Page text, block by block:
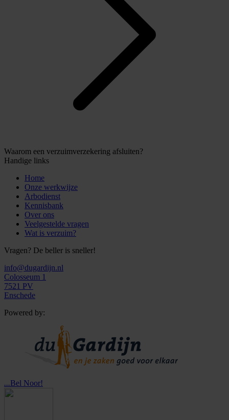
Waarom een verzuimverzekering afsluiten?
Handige links
Home
Onze werkwijze
Arbodienst
Kennisbank
Over ons
Veelgestelde vragen
Wat is verzuim?
Vragen? De beller is sneller!
info@dugardijn.nl
Colosseum 1
7521 PV
Enschede
Powered by:
...Bel Noor!